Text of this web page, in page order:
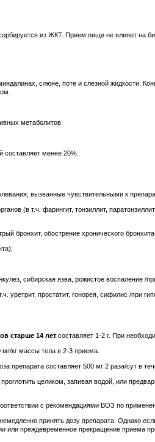
из ЖКТ. Прием пищи не влияет на
слюне, поте и слезной жидкости.
метаболитов.
менее 20%.
вызванные чувствительными к
(в т.ч. фарингит, тонзиллит,
бронхит, обострение хронического
сибирская язва, рожистое воспаление /
уретрит, простатит, гонорея, сифилис /при
старше 14 лет составляет 1-2 г. При
кг массы тела в 2-3 приема.
препарата составляет 500 мг 2 раза/сут в
целиком, запивая водой, или
с рекомендациями ВОЗ по
принять дозу препарата. Однако
или преждевременное прекращение приема